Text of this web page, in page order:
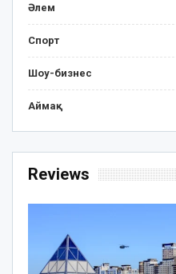
Әлем
Спорт
Шоу-бизнес
Аймақ
Reviews